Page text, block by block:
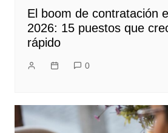
El boom de contratación
2026: 15 puestos que
rápido
0